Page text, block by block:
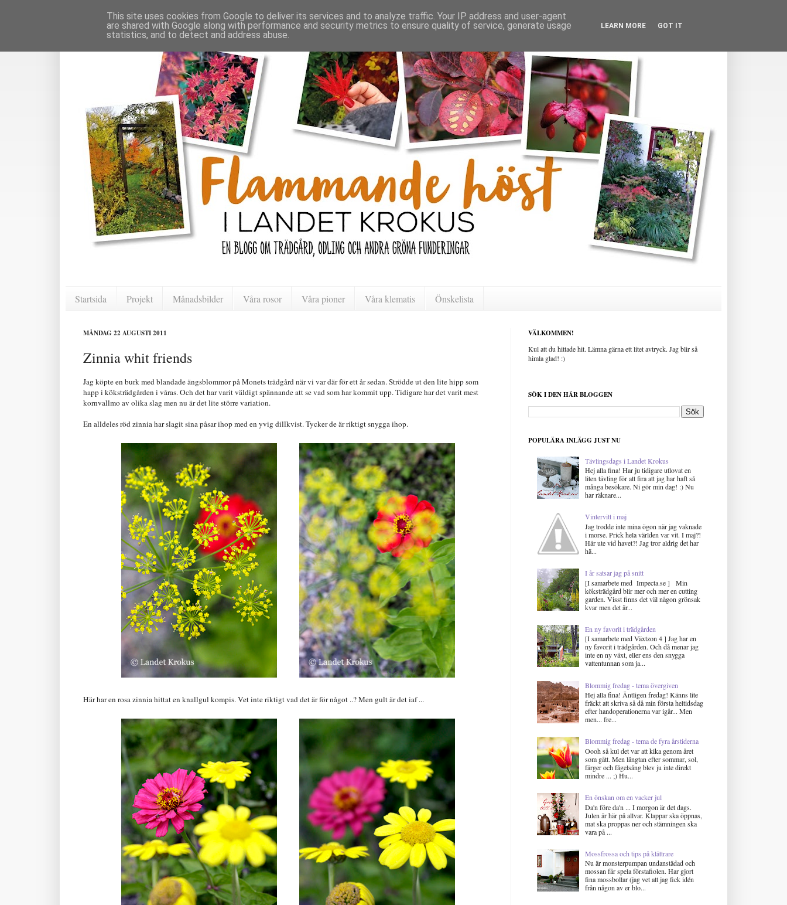
Startsida Projekt Månadsbilder Våra rosor Våra pioner Våra klematis Önskelista
MÅNDAG 22 AUGUSTI 2011
Zinnia whit friends
Jag köpte en burk med blandade ängsblommor på Monets trädgård när vi var där för ett år sedan. Strödde ut den lite hipp som
happ i köksträdgården i våras. Och det har varit väldigt spännande att se vad som har kommit upp. Tidigare har det varit mest
kornvallmo av olika slag men nu är det lite större variation.
En alldeles röd zinnia har slagit sina påsar ihop med en yvig dillkvist. Tycker de är riktigt snygga ihop.
Här har en rosa zinnia hittat en knallgul kompis. Vet inte riktigt vad det är för något ..? Men gult är det iaf ...
VÄLKOMMEN!
Kul att du hittade hit. Lämna gärna ett litet avtryck. Jag blir så
himla glad! :)
SÖK I DEN HÄR BLOGGEN
POPULÄRA INLÄGG JUST NU
Tävlingsdags i Landet Krokus
Hej alla fina! Har ju tidigare utlovat en
liten tävling för att fira att jag har haft så
många besökare. Ni gör min dag! :) Nu
har räknare...
Vintervitt i maj
Jag trodde inte mina ögon när jag vaknade
i morse. Prick hela världen var vit. I maj?!
Här ute vid havet?! Jag tror aldrig det har
hä...
I år satsar jag på snitt
[I samarbete med Impecta.se ] Min
köksträdgård blir mer och mer en cutting
garden. Visst finns det väl någon grönsak
kvar men det är...
En ny favorit i trädgården
[I samarbete med Växtzon 4 ] Jag har en
ny favorit i trädgården. Och då menar jag
inte en ny växt, eller ens den snygga
vattentunnan som ja...
Blommig fredag - tema övergiven
Hej alla fina! Äntligen fredag! Känns lite
fräckt att skriva så då min första heltidsdag
efter handoperationerna var igår... Men
men... fre...
Blommig fredag - tema de fyra årstiderna
Oooh så kul det var att kika genom året
som gått. Men längtan efter sommar, sol,
färger och fågelsång blev ju inte direkt
mindre ... ;) Hu...
En önskan om en vacker jul
Da'n före da'n ... I morgon är det dags.
Julen är här på allvar. Klappar ska öppnas,
mat ska proppas ner och stämningen ska
vara på ...
Mossfrossa och tips på klättrare
Nu är monsterpumpan undanstädad och
mossan får spela förstafiolen. Har gjort
fina mossbollar (jag vet att jag fick idén
från någon av er blo...
This site uses cookies from Google to deliver its services and to analyze traffic. Your IP address and user-agent
are shared with Google along with performance and security metrics to ensure quality of service, generate usage
statistics, and to detect and address abuse.
LEARN MORE GOT IT